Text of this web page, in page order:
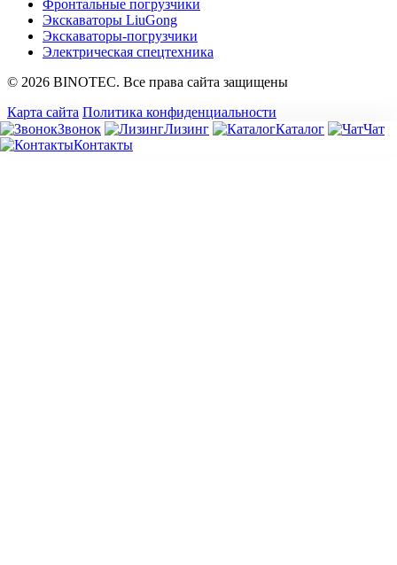
Фронтальные погрузчики
Экскаваторы LiuGong
Экскаваторы-погрузчики
Электрическая спецтехника
© 2026 BINOTEC. Все права сайта защищены
Карта сайта Политика конфиденциальности
Звонок
Лизинг Каталог
Чат
Контакты